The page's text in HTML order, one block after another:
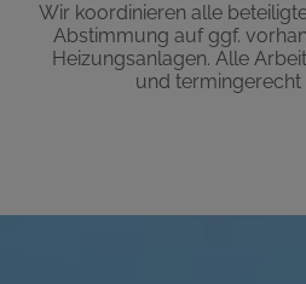
Wir koordinieren alle
Abstimmung auf ggf.
Heizungsanlagen. Alle
und termingerecht